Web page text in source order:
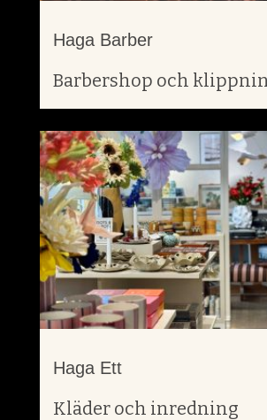
Haga Barber
Barbershop och
Haga Ett
Kläder och inredning